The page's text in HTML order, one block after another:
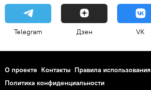
Telegram Дзен VK
О проекте Контакты Правила использования
Политика конфиденциальности